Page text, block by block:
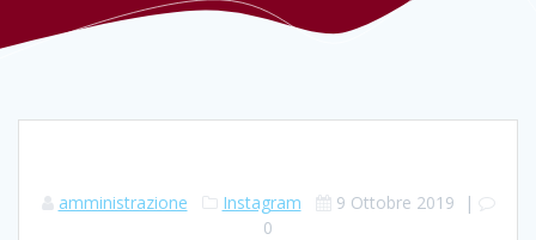
amministrazione Instagram 9 Ottobre 2019 |
0